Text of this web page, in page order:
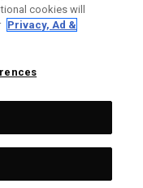
cookies will
Privacy, Ad &